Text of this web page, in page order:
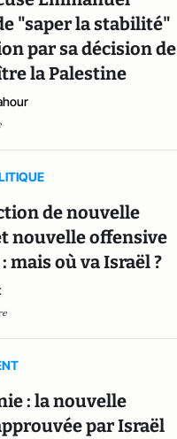
"saper la stabilité"
par sa décision de
la Palestine
de nouvelle
nouvelle offensive
mais où va Israël ?
: la nouvelle
par Israël